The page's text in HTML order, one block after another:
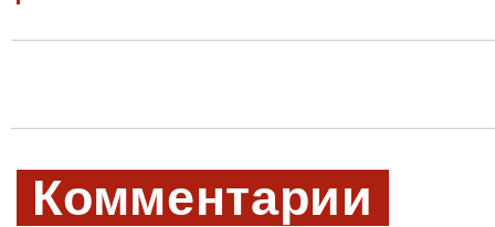
Комментарии